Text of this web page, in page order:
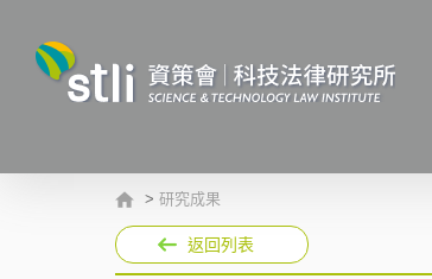
> 研究成果
返回列表